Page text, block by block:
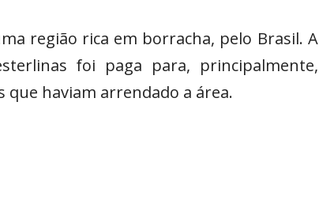
região rica em borracha, pelo Brasil. A
foi paga para, principalmente,
haviam arrendado a área.